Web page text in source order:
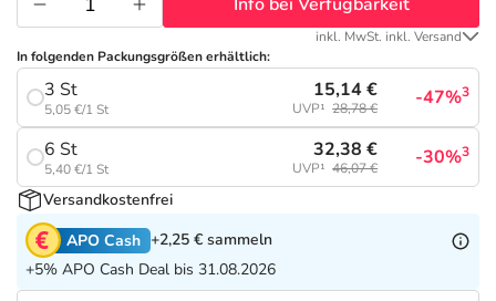
Tierapotheke
Vitamine & Mineralstoffe
Marken
Salus Deals
inkl. MwSt. inkl. Versand
In folgenden Packungsgrößen erhältlich:
3 St
5,05 €/1 St
15,14 €
UVP¹ 28,78 € -47%3
6 St
5,40 €/1 St
32,38 €
UVP¹ 46,07 € -30%3
Versandkostenfrei
APO Cash +2,25 € sammeln
+5% APO Cash Deal bis 31.08.2026